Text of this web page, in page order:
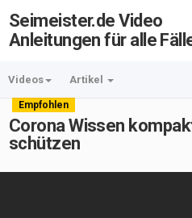
Seimeister.de Video
Anleitungen für alle
Videos Artikel
Empfohlen
Corona Wissen
schützen